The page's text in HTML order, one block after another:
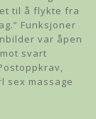
til å flykte fra
Funksjoner
var åpen
svart
sex massage